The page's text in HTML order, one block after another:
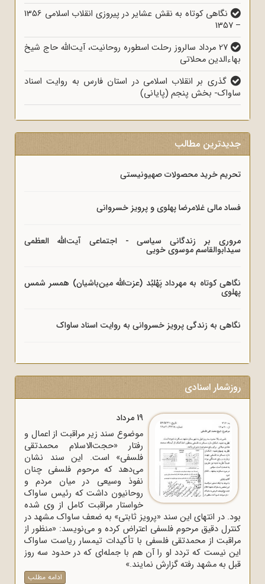
نگاهی کوتاه به نقش عشایر در پیروزی انقلاب اسلامی 1356
– 1357
27 مرداد سالروز رحلت اسطوره روحانیت، آیت‌الله حاج شیخ
بهاءالدین محلاتی
گذری بر انقلاب اسلامی در استان فارس به روایت اسناد
ساواک- بخش پنجم (پایانی)
جدیدترین مطالب
تحریم خرید محصولات صهیونیستی
فساد مالی غلامرضا پهلوی و پرویز خسروانی
مروری بر زندگانی سیاسی - اجتماعی آیت‌الله العظمی
سیدابوالقاسم موسوی خویی
نگاهی کوتاه به مهرداد پَهْلبُد (عزت‌الله مین‌باشیان) همسر شمس
پهلوی
نگاهی به زندگی پرویز خسروانی به روایت اسناد ساواک
روزشمار اسنادی
19 مرداد
موضوع سند زیر مراقبت از اعمال و
رفتار «حجت‌الاسلام محمدتقی
فلسفی» است. این سند نشان
می‌دهد که مرحوم فلسفی چنان
نفوذ وسیعی در میان مردم و
روحانیون داشت که رئیس ساواک
خواستار مراقبت کامل از وی شده
بود. در انتهای این سند «پرویز ثابتی» به ضعف ساواک مشهد در
کنترل دقیق مرحوم فلسفی اعتراض کرده و می‌نویسد: «منظور از
مراقبت از محمدتقی فلسفی با تأکیدات تیمسار ریاست ساواک
این نیست که تردد او را آن هم با جمله‌ای که در حدود سه روز
قبل به مشهد رفته گزارش نمایند.»
ادامه مطلب